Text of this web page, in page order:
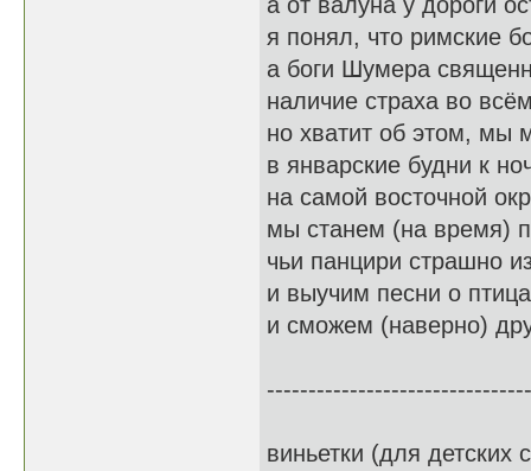
я понял, что римские
а боги Шумера
наличие страха во
но хватит об этом, мы
в январские будни к
на самой восточной
мы станем (на время)
чьи панцири страшно
и выучим песни о
и сможем (наверно)
виньетки (для детских